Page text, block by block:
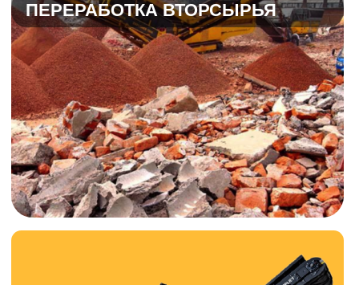
ЭКСКЛЮЗИВНАЯ ТЕХНИКА